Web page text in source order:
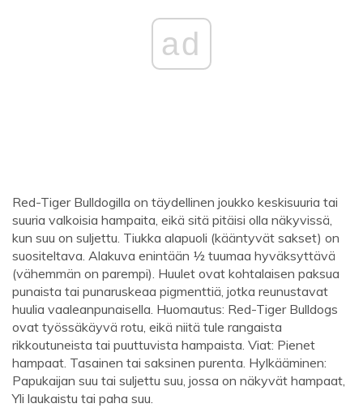
ad
Red-Tiger Bulldogilla on täydellinen joukko keskisuuria tai
suuria valkoisia hampaita, eikä sitä pitäisi olla näkyvissä,
kun suu on suljettu. Tiukka alapuoli (kääntyvät sakset) on
suositeltava. Alakuva enintään ½ tuumaa hyväksyttävä
(vähemmän on parempi). Huulet ovat kohtalaisen paksua
punaista tai punaruskeaa pigmenttiä, jotka reunustavat
huulia vaaleanpunaisella. Huomautus: Red-Tiger Bulldogs
ovat työssäkäyvä rotu, eikä niitä tule rangaista
rikkoutuneista tai puuttuvista hampaista. Viat: Pienet
hampaat. Tasainen tai saksinen purenta. Hylkääminen:
Papukaijan suu tai suljettu suu, jossa on näkyvät hampaat,
Yli laukaistu tai paha suu.